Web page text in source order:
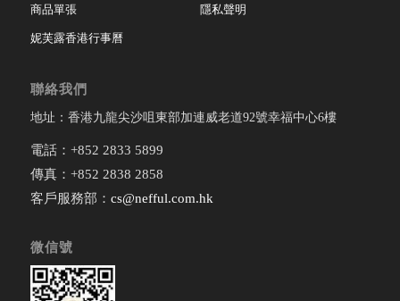
商品單張
妮芙露香港行事曆
隱私聲明
聯絡我們
地址：香港九龍尖沙咀東部加連威老道92號幸福中心6樓
電話：+852 2833 5899
傳真：+852 2838 2858
客戶服務部： cs@nefful.com.hk
微信號